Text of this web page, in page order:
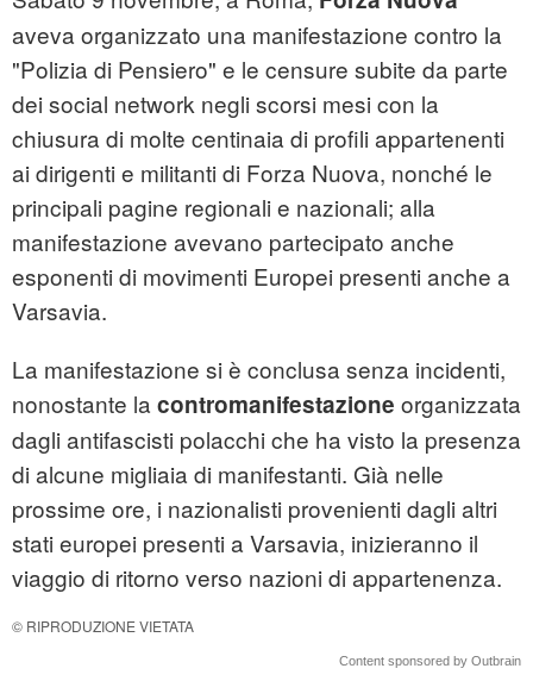
aveva organizzato una manifestazione contro la
"Polizia di Pensiero" e le censure subite da parte
dei social network negli scorsi mesi con la
chiusura di molte centinaia di profili appartenenti
ai dirigenti e militanti di Forza Nuova, nonché le
principali pagine regionali e nazionali; alla
manifestazione avevano partecipato anche
esponenti di movimenti Europei presenti anche a
Varsavia.
La manifestazione si è conclusa senza incidenti,
nonostante la contromanifestazione organizzata
dagli antifascisti polacchi che ha visto la presenza
di alcune migliaia di manifestanti. Già nelle
prossime ore, i nazionalisti provenienti dagli altri
stati europei presenti a Varsavia, inizieranno il
viaggio di ritorno verso nazioni di appartenenza.
© RIPRODUZIONE VIETATA
Content sponsored by Outbrain